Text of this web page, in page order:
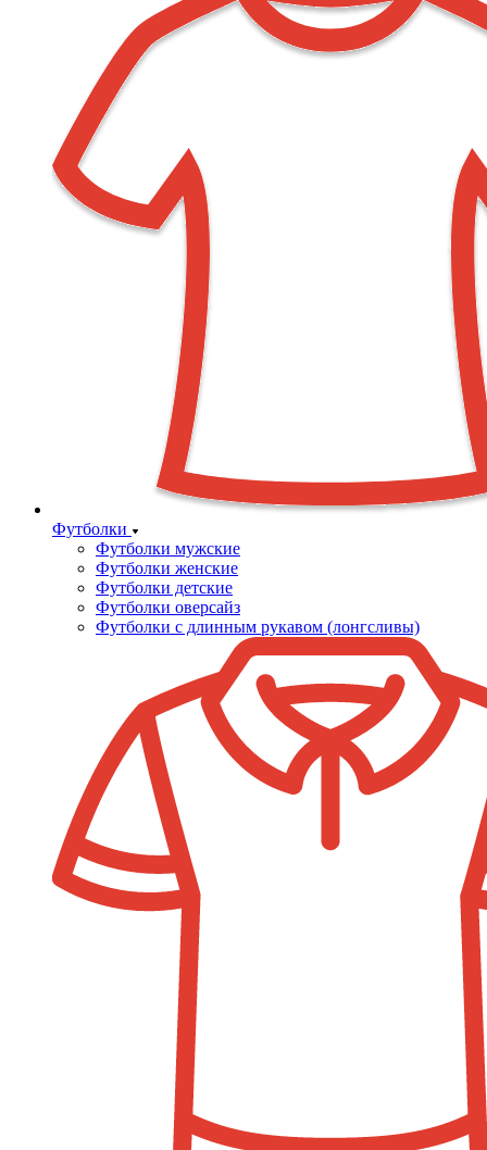
Футболки
Футболки мужские
Футболки женские
Футболки детские
Футболки оверсайз
Футболки с длинным рукавом (лонгсливы)